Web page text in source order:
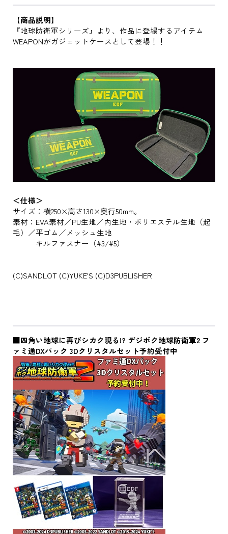
【商品説明】
『地球防衛軍シリーズ』より、作品に登場するアイテム
WEAPONがガジェットケースとして登場！！
＜仕様＞
サイズ：横250×高さ130×奥行50mm。
素材：EVA素材／PU生地／内生地・ポリエステル生地（起
毛）／平ゴム／メッシュ生地
キルファスナー（#3/#5）
(C)SANDLOT (C)YUKE'S (C)D3PUBLISHER
■四角い地球に再びシカク現る!? デジボク地球防衛軍2 フ
ァミ通DXパック 3Dクリスタルセット予約受付中